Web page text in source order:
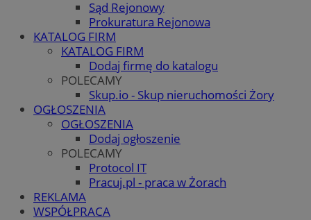
Sąd Rejonowy
Prokuratura Rejonowa
KATALOG FIRM
KATALOG FIRM
Dodaj firmę do katalogu
POLECAMY
Skup.io - Skup nieruchomości Żory
OGŁOSZENIA
OGŁOSZENIA
Dodaj ogłoszenie
POLECAMY
Protocol IT
Pracuj.pl - praca w Żorach
REKLAMA
WSPÓŁPRACA